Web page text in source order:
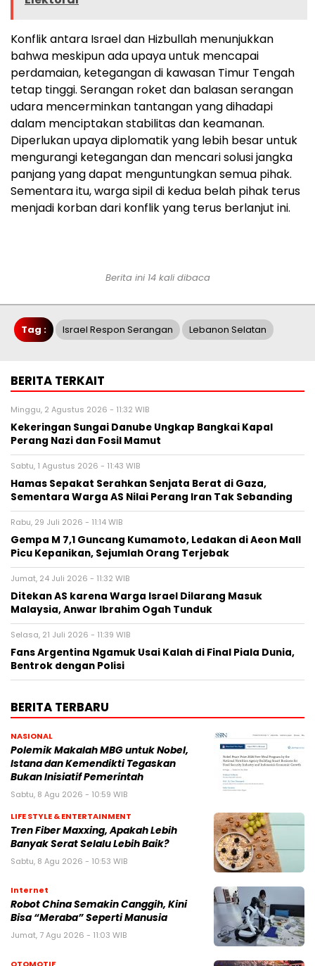
Konflik antara Israel dan Hizbullah menunjukkan
bahwa meskipun ada upaya untuk mencapai
perdamaian, ketegangan di kawasan Timur Tengah
tetap tinggi. Serangan roket dan balasan serangan
udara mencerminkan tantangan yang dihadapi
dalam menciptakan stabilitas dan keamanan.
Diperlukan upaya diplomatik yang lebih besar untuk
mengurangi ketegangan dan mencari solusi jangka
panjang yang dapat menguntungkan semua pihak.
Sementara itu, warga sipil di kedua belah pihak terus
menjadi korban dari konflik yang terus berlanjut ini.
Berita ini 14 kali dibaca
Tag : Israel Respon Serangan Lebanon Selatan
BERITA TERKAIT
Minggu, 2 Agustus 2026 - 11:32 WIB
Kekeringan Sungai Danube Ungkap Bangkai Kapal
Perang Nazi dan Fosil Mamut
Sabtu, 1 Agustus 2026 - 11:43 WIB
Hamas Sepakat Serahkan Senjata Berat di Gaza,
Sementara Warga AS Nilai Perang Iran Tak Sebanding
Rabu, 29 Juli 2026 - 11:14 WIB
Gempa M 7,1 Guncang Kumamoto, Ledakan di Aeon Mall
Picu Kepanikan, Sejumlah Orang Terjebak
Jumat, 24 Juli 2026 - 11:32 WIB
Ditekan AS karena Warga Israel Dilarang Masuk
Malaysia, Anwar Ibrahim Ogah Tunduk
Selasa, 21 Juli 2026 - 11:39 WIB
Fans Argentina Ngamuk Usai Kalah di Final Piala Dunia,
Bentrok dengan Polisi
BERITA TERBARU
NASIONAL
Polemik Makalah MBG untuk Nobel,
Istana dan Kemendikti Tegaskan
Bukan Inisiatif Pemerintah
Sabtu, 8 Agu 2026 - 10:59 WIB
LIFE STYLE & ENTERTAINMENT
Tren Fiber Maxxing, Apakah Lebih
Banyak Serat Selalu Lebih Baik?
Sabtu, 8 Agu 2026 - 10:53 WIB
Internet
Robot China Semakin Canggih, Kini
Bisa “Meraba” Seperti Manusia
Jumat, 7 Agu 2026 - 11:03 WIB